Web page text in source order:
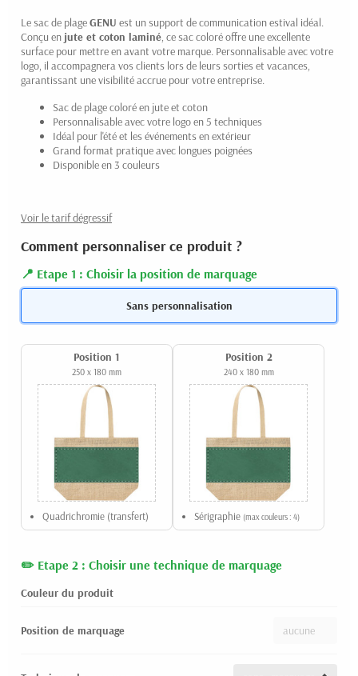
Le sac de plageGENU est un support de communication estival idéal.
Conçu en jute et coton laminé , ce sac coloré offre une excellente
surface pour mettre en avant votre marque. Personnalisable avec votre
logo, il accompagnera vos clients lors de leurs sorties et vacances,
garantissant une visibilité accrue pour votre entreprise.
Sac de plage coloré en jute et coton
Personnalisable avec votre logo en 5 techniques
Idéal pour l'été et les événements en extérieur
Grand format pratique avec longues poignées
Disponible en 3 couleurs
Voir le tarif dégressif
Comment personnaliser ce produit ?
Etape 1 : Choisir la position de marquage
Sans personnalisation
Position 1
250 x 180 mm
Quadrichromie (transfert)
Position 2
240 x 180 mm
Sérigraphie (max couleurs : 4)
Etape 2 : Choisir une technique de marquage
Couleur du produit
Position de marquage